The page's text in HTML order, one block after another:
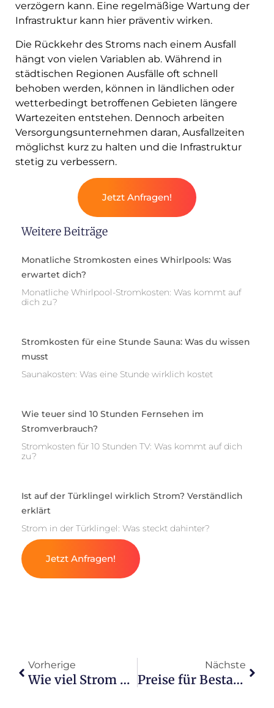
verzögern kann. Eine regelmäßige Wartung der
Infrastruktur kann hier präventiv wirken.
Die Rückkehr des Stroms nach einem Ausfall
hängt von vielen Variablen ab. Während in
städtischen Regionen Ausfälle oft schnell
behoben werden, können in ländlichen oder
wetterbedingt betroffenen Gebieten längere
Wartezeiten entstehen. Dennoch arbeiten
Versorgungsunternehmen daran, Ausfallzeiten
möglichst kurz zu halten und die Infrastruktur
stetig zu verbessern.
Jetzt Anfragen!
Weitere Beiträge
Monatliche Stromkosten eines Whirlpools: Was
erwartet dich?
Monatliche Whirlpool-Stromkosten: Was kommt auf
dich zu?
Stromkosten für eine Stunde Sauna: Was du wissen
musst
Saunakosten: Was eine Stunde wirklich kostet
Wie teuer sind 10 Stunden Fernsehen im
Stromverbrauch?
Stromkosten für 10 Stunden TV: Was kommt auf dich
zu?
Ist auf der Türklingel wirklich Strom? Verständlich
erklärt
Strom in der Türklingel: Was steckt dahinter?
Jetzt Anfragen!
Vorherige
Wie viel Strom verbraucht eine Philips Hue täglich?
Nächste
Preise für Bestandskunden: Was kostet 1 kWh Strom?